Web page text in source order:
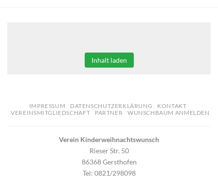
Inhalt laden
IMPRESSUM DATENSCHUTZERKLÄRUNG
KONTAKT
VEREINSMITGLIEDSCHAFT
PARTNER WUNSCHBAUM ANMELDEN
Verein Kinderweihnachtswunsch
Rieser Str. 50
86368 Gersthofen
Tel: 0821/298098